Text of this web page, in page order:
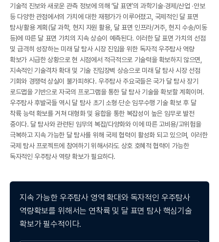
R
I
기술적 진보와 새로운 관측 정보에 의해 ‘달 표면’의 과학기술∙경제/산업 ∙안보
등 다양한 관점에서의 가치에 대한 재평가가 이루어졌고, 국제적인 달 표면
탐사/활용 계획(달 과학, 현지 자원 활용, 달 표면 인프라/거주, 현지 수송/이동
등)에 따른 달 표면 가치의 지속 상승이 예측된다. 이러한 달 표면 가치의 선점
및 급격히 성장하는 미래 달 탐사 시장 진입을 위한 독자적 우주탐사 역량
확보가 시급한 상황으로 현 시점에서 적극적으로 기술력을 확보하지 않으면,
지속적인 기술격차 확대 및 기술 진입장벽 상승으로 미래 달 탐사 시장 선점
기회와 경쟁력 상실이 불가피하다. 우주탐사 주요국들은 국가 달 탐사 장기
로드맵을 기반으로 자국의 프로그램을 통한 달 탐사 기술을 확보할 계획이며.
우주탐사 후발국들 역시 달 탐사 초기 소형∙단순 임무수행 기술 확보 후 달
착륙 능력 확보를 거쳐 대형화 및 융합을 통한 복잡성이 높은 임무로 발전
중이다. 달 탐사와 관련된 임무의 복잡/다양화와 이에 따른 고비용/고위험을
극복하고 지속 가능한 달 탐사를 위해 국제 협력이 활성화 되고 있으며, 이러한
국제 탐사 프로젝트에 참여하기 위해서라도 상호 호혜적 협력이 가능한
독자적인 우주탐사 역량 확보가 필요하다.
지속 가능한 우주탐사 영역 확대와 독자적인 우주탐사
역량확보를 위해서는 연착륙 및 달 표면 탐사 핵심기술
확보가 필수적이다.